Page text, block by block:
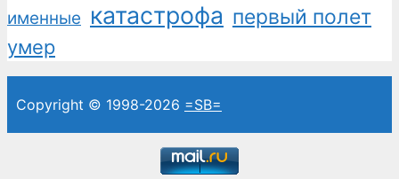
именные катастрофа первый полет
умер
Copyright © 1998-2026 =SB=